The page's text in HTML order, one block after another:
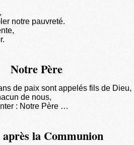
notre pauvreté.
Notre Père
de paix sont appelés fils de Dieu,
de nous,
: Notre Père …
la Communion